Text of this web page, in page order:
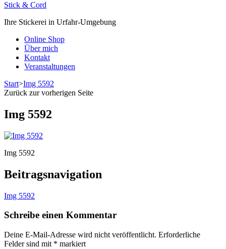
Stick & Cord
Ihre Stickerei in Urfahr-Umgebung
Online Shop
Über mich
Kontakt
Veranstaltungen
Start>Img 5592
Zurück zur vorherigen Seite
Img 5592
Img 5592
Beitragsnavigation
Img 5592
Schreibe einen Kommentar
Deine E-Mail-Adresse wird nicht veröffentlicht. Erforderliche
Felder sind mit * markiert